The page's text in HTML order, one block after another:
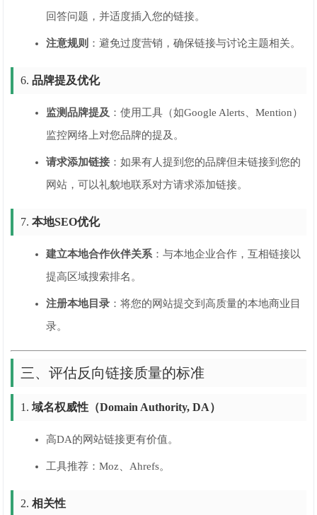
回答问题，并适度插入您的链接。
注意规则 ：避免过度营销，确保链接与讨论主题相关。
6.品牌提及优化
监测品牌提及 ：使用工具（如Google Alerts、Mention）
监控网络上对您品牌的提及。
请求添加链接 ：如果有人提到您的品牌但未链接到您的
网站，可以礼貌地联系对方请求添加链接。
7.本地SEO优化
建立本地合作伙伴关系 ：与本地企业合作，互相链接以
提高区域搜索排名。
注册本地目录 ：将您的网站提交到高质量的本地商业目
录。
三、评估反向链接质量的标准
1.域名权威性（Domain Authority, DA）
高DA的网站链接更有价值。
工具推荐：Moz、Ahrefs。
2.相关性